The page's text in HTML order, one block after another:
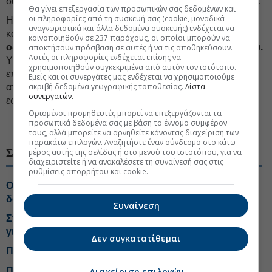
Η «θεραπεία» των εν λόγω δανείων θα απαιτήσει χρόνο
καθώς θα ξεκινήσει όταν η κλιμάκωση της δόσης
οδηγήσει στην αποπληρωμή ικανού μέρους κεφαλαίου.
Υπό το παραπάνω πρίσμα, εκτιμάται ότι οι τράπεζες θα
επιχειρήσουν να τιτλοποιήσουν/πωλήσουν τις απαιτήσεις
από τα παραπάνω δάνεια εντός της διετίας 2027-28 και
εφόσον το επιτρέπουν οι συνθήκες αγορών.
#Ελληνικές τράπεζες #Στεγαστικά δάνεια
ΣΧΕΤΙΚΑ ΘΕΜΑΤΑ
Οι υψηλές τιμές ακινήτων «παγώνουν» τα στεγαστικά
δάνεια
Στεγαστικά: Γιατί οι δανειολήπτες κλειδώνουν επιτόκια
για 5 και 10 χρόνια
Πόσο «φθηνές» είναι τώρα οι ελληνικές τράπεζες
Θα γίνει επεξεργασία των προσωπικών σας δεδομένων και
οι πληροφορίες από τη συσκευή σας (cookie, μοναδικά
αναγνωριστικά και άλλα δεδομένα συσκευής) ενδέχεται να
κοινοποιηθούν σε 237 παρόχους, οι οποίοι μπορούν να
αποκτήσουν πρόσβαση σε αυτές ή να τις αποθηκεύσουν.
Αυτές οι πληροφορίες ενδέχεται επίσης να
χρησιμοποιηθούν συγκεκριμένα από αυτόν τον ιστότοπο.
Εμείς και οι συνεργάτες μας ενδέχεται να χρησιμοποιούμε
ακριβή δεδομένα γεωγραφικής τοποθεσίας.Λίστα
συνεργατών.
Ορισμένοι προμηθευτές μπορεί να επεξεργάζονται τα
προσωπικά δεδομένα σας με βάση το έννομο συμφέρον
τους, αλλά μπορείτε να αρνηθείτε κάνοντας διαχείριση των
παρακάτω επιλογών. Αναζητήστε έναν σύνδεσμο στο κάτω
μέρος αυτής της σελίδας ή στο μενού του ιστοτόπου, για να
διαχειριστείτε ή να ανακαλέσετε τη συναίνεσή σας στις
ρυθμίσεις απορρήτου και cookie.
Συναίνεση
Δεν συγκατατίθεμαι